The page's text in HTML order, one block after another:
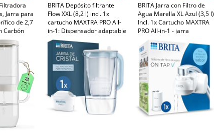
Jarra para
de 2,7
Carbón
de
Jarra y
BRITA Depósito filtrante
Flow XXL (8,2 l) incl. 1x
cartucho MAXTRA PRO All-
in-1: Dispensador adaptable
al frigorífico para familias y
oficinas, que reduce cloro,
cal e impurezas.
BRITA Jarra con Filtro de
Agua Marella XL Azul (3,5 l)
Incl. 1x Cartucho MAXTRA
PRO All-in-1 - jarra
adaptable al frigorífico con
LTI digital y tapa abatible
que reduce cloro, cal e
impurezas.